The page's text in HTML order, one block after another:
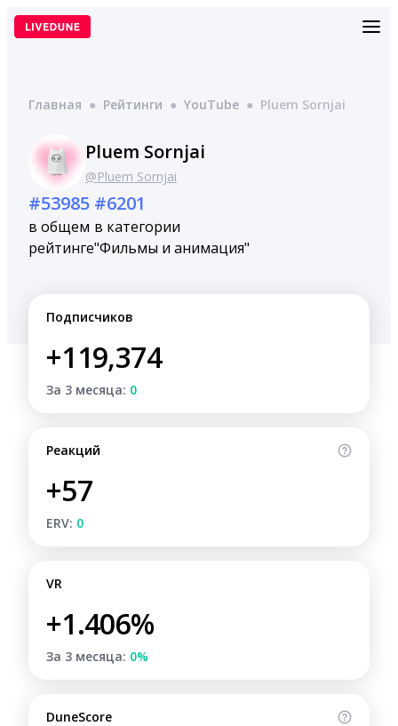
Перейти
Главная ● Рейтинги ● YouTube ● Pluem Sornjai
Pluem Sornjai
@Pluem Sornjai
#53985
в общем
рейтинге
#6201
в категории
"Фильмы и анимация"
Подписчиков
+119,374
За 3 месяца: 0
Реакций
+57
ERV: 0
VR
+1.406%
За 3 месяца: 0%
DuneScore